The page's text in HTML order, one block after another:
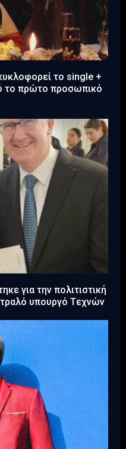
το single +
το πρώτο προσωπικό
για την πολιτιστική
υπουργό Tεχνών